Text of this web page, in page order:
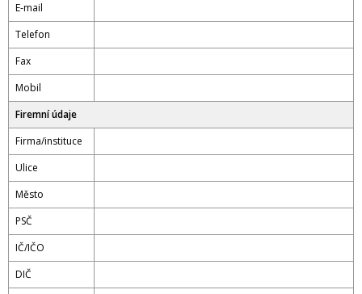
E-mail
Telefon
Fax
Mobil
Firemní údaje
Firma/instituce
Ulice
Město
PSČ
IČ/IČO
DIČ